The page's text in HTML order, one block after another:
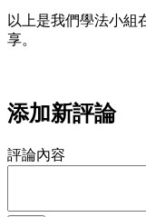
以上是我們學法小組
享。
添加新評論
評論內容